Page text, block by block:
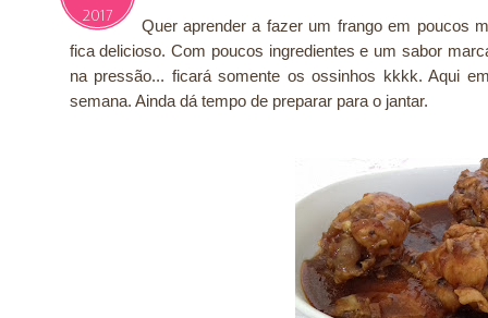
2017
Quer aprender a fazer um frango em poucos
fica delicioso. Com poucos ingredientes e um sabor
na pressão... ficará somente os ossinhos kkkk. Aqui
semana. Ainda dá tempo de preparar para o jantar.